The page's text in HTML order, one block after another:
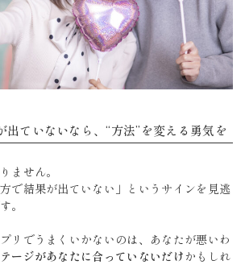
出ていないなら、“方法”を変える勇気を
ません。
で結果が出ていない」というサインを見逃
。
リでうまくいかないのは、あなたが悪いわ
ージがあなたに合っていないだけ かもしれ